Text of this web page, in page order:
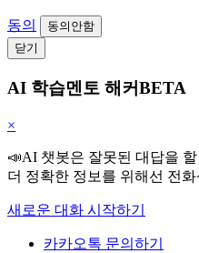
동의
동의안함
닫기
AI 학습멘토 해커BETA
×
📣AI 챗봇은 잘못된 대답을
더 정확한 정보를 위해선 전
새로운 대화 시작하기
카카오톡 문의하기